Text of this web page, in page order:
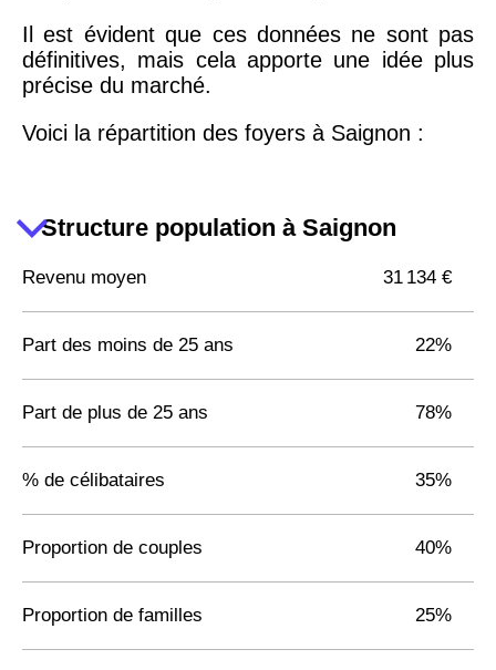
Il est évident que ces données ne sont pas
définitives, mais cela apporte une idée plus
précise du marché.
Voici la répartition des foyers à Saignon :
Structure population à Saignon
Revenu moyen 31 134 €
Part des moins de 25 ans 22%
Part de plus de 25 ans 78%
% de célibataires 35%
Proportion de couples 40%
Proportion de familles 25%